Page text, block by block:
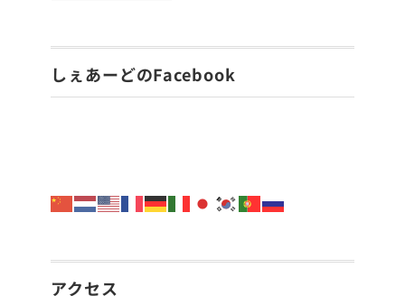
しぇあーどのFacebook
アクセス